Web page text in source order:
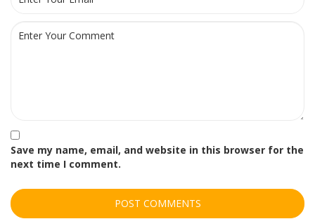
Save my name, email, and website in this browser for the
next time I comment.